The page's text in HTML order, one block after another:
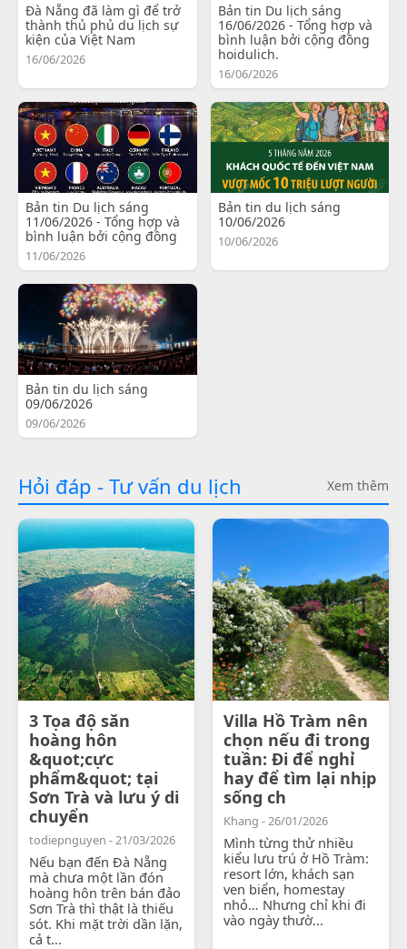
Đà Nẵng đã làm gì để trở
thành thủ phủ du lịch sự
kiện của Việt Nam
16/06/2026
Bản tin Du lịch sáng
16/06/2026 - Tổng hợp và
bình luận bởi cộng đồng
hoidulich.
16/06/2026
Bản tin Du lịch sáng
11/06/2026 - Tổng hợp và
bình luận bởi cộng đồng
11/06/2026
Bản tin du lịch sáng
10/06/2026
10/06/2026
Bản tin du lịch sáng
09/06/2026
09/06/2026
Hỏi đáp - Tư vấn du lịch Xem thêm
3 Tọa độ săn
hoàng hôn
&quot;cực
phẩm&quot; tại
Sơn Trà và lưu ý di
chuyển
todiepnguyen - 21/03/2026
Nếu bạn đến Đà Nẵng
mà chưa một lần đón
hoàng hôn trên bán đảo
Sơn Trà thì thật là thiếu
sót. Khi mặt trời dần lặn,
cả t...
Villa Hồ Tràm nên
chọn nếu đi trong
tuần: Đi để nghỉ
hay để tìm lại nhịp
sống ch
Khang - 26/01/2026
Mình từng thử nhiều
kiểu lưu trú ở Hồ Tràm:
resort lớn, khách sạn
ven biển, homestay
nhỏ… Nhưng chỉ khi đi
vào ngày thườ...